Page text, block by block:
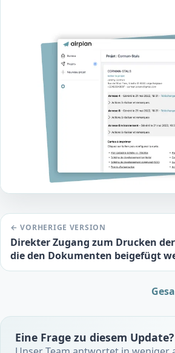
← VORHERIGE VERSION
Direkter Zugang zum Drucken
die den Dokumenten beigefügt
Eine Frage zu diesem Update?